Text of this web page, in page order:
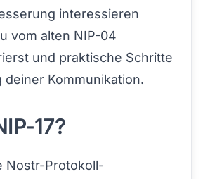
interessieren
vom alten NIP-04
und praktische Schritte
deiner Kommunikation.
17?
Nostr-Protokoll-